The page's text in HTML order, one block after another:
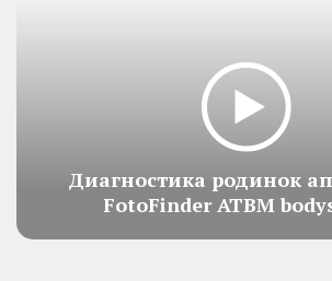
Диагностика родинок
FotoFinder ATBM